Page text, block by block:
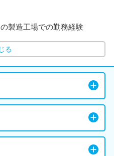
製造工場での勤務経験
る